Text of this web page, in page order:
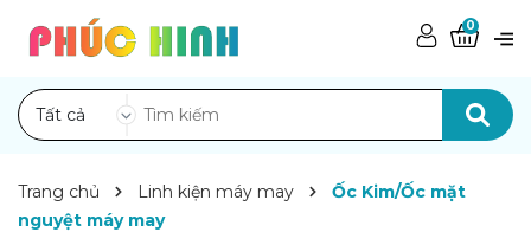
Tất cả
0
Trang chủ Linh kiện máy may
Ốc Kim/Ốc mặt
nguyệt máy may